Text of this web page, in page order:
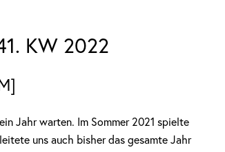
KW 2022
Jahr warten. Im Sommer 2021 spielte
uns auch bisher das gesamte Jahr